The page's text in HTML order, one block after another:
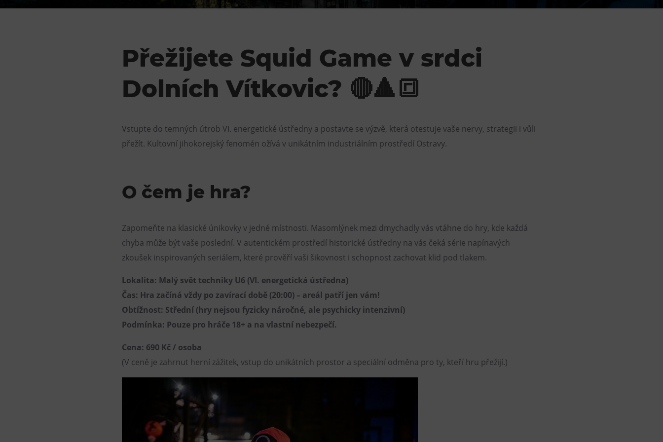
CØKAFE Dolní Vítkovice
FUTURE café
Přežijete Squid Game v srdci
Dolních Vítkovic? 🔴🔺🔳
Vstupte do temných útrob VI. energetické ústředny a postavte se výzvě, která otestuje vaše nervy, strategii i vůli
přežít. Kultovní jihokorejský fenomén ožívá v unikátním industriálním prostředí Ostravy.
O čem je hra?
Zapomeňte na klasické únikovky v jedné místnosti. Masomlýnek mezi dmychadly vás vtáhne do hry, kde každá
chyba může být vaše poslední. V autentickém prostředí historické ústředny na vás čeká série napínavých
zkoušek inspirovaných seriálem, které prověří vaši šikovnost i schopnost zachovat klid pod tlakem.
Lokalita: Malý svět techniky U6 (VI. energetická ústředna)
Čas: Hra začíná vždy po zavírací době (20:00) – areál patří jen vám!
Obtížnost: Střední (hry nejsou fyzicky náročné, ale psychicky intenzivní)
Podmínka: Pouze pro hráče 18+ a na vlastní nebezpečí.
Cena: 690 Kč / osoba
(V ceně je zahrnut herní zážitek, vstup do unikátních prostor a speciální odměna pro ty, kteří hru přežijí.)